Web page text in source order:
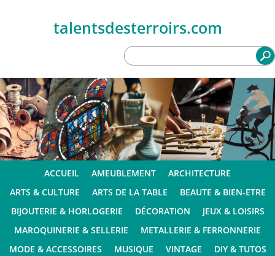
talentsdesterroirs.com
ACCUEIL AMEUBLEMENT
ARCHITECTURE
ARTS & CULTURE
ARTS DE LA TABLE
BEAUTE & BIEN-ETRE
BIJOUTERIE & HORLOGERIE
DÉCORATION
JEUX & LOISIRS
MAROQUINERIE & SELLERIE
METALLERIE & FERRONNERIE
MODE & ACCESSOIRES
MUSIQUE VINTAGE
DIY & TUTOS